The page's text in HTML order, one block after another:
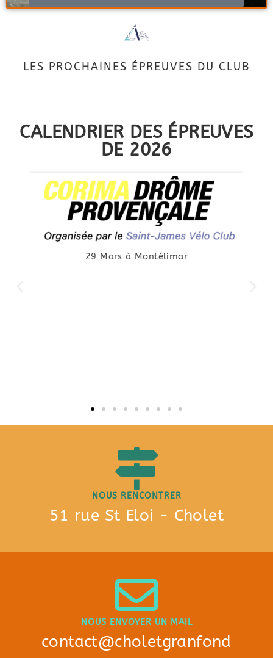
LES PROCHAINES ÉPREUVES DU CLUB
CALENDRIER DES ÉPREUVES
DE 2026
NOUS RENCONTRER
51 rue St Eloi - Cholet
NOUS ENVOYER UN MAIL
contact@choletgranfond